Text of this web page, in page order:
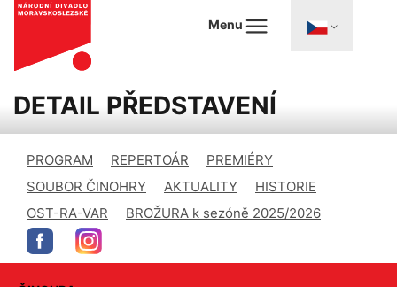
Menu
DETAIL PŘEDSTAVENÍ
PROGRAM REPERTOÁR
PREMIÉRY
SOUBOR ČINOHRY
AKTUALITY
HISTORIE
OST-RA-VAR
BROŽURA k sezóně 2025/2026